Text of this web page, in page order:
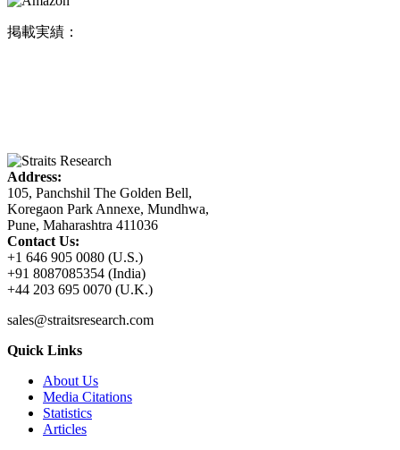
掲載実績：
Address:
105, Panchshil The Golden Bell,
Koregaon Park Annexe, Mundhwa,
Pune, Maharashtra 411036
Contact Us:
+1 646 905 0080 (U.S.)
+91 8087085354 (India)
+44 203 695 0070 (U.K.)
sales@straitsresearch.com
Quick Links
About Us
Media Citations
Statistics
Articles